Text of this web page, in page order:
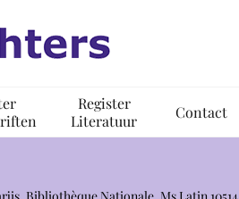
Register
Literatuur
Contact
Bibliothèque Nationale, Ms Latin 10514